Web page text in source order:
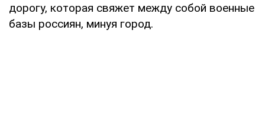
дорогу, которая свяжет между собой военные
базы россиян, минуя город.